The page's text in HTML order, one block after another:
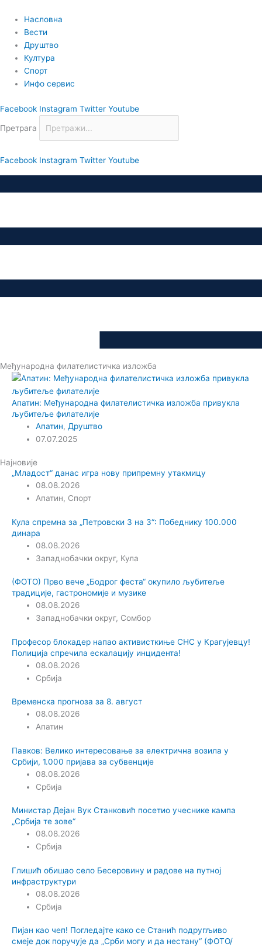
садржај
Насловна
Вести
Друштво
Култура
Спорт
Инфо сервис
Facebook Instagram Twitter Youtube
Претрага
Facebook Instagram Twitter Youtube
Међународна филателистичка изложба
Апатин: Међународна филателистичка изложба привукла
љубитеље филателије
Апатин,Друштво
07.07.2025
Најновије
„Младост“ данас игра нову припремну утакмицу
08.08.2026
Апатин, Спорт
Кула спремна за „Петровски 3 на 3“: Победнику 100.000
динара
08.08.2026
Западнобачки округ, Кула
(ФОТО) Прво вече „Бодрог феста“ окупило љубитеље
традиције, гастрономије и музике
08.08.2026
Западнобачки округ, Сомбор
Професор блокадер напао активисткиње СНС у Крагујевцу!
Полиција спречила ескалацију инцидента!
08.08.2026
Србија
Временска прогноза за 8. август
08.08.2026
Апатин
Павков: Велико интересовање за електрична возила у
Србији, 1.000 пријава за субвенције
08.08.2026
Србија
Министар Дејан Вук Станковић посетио учеснике кампа
„Србија те зове“
08.08.2026
Србија
Глишић обишао село Бесеровину и радове на путној
инфраструктури
08.08.2026
Србија
Пијан као чеп! Погледајте како се Станић подругљиво
смеје док поручује да „Срби могу и да нестану“ (ФОТО/